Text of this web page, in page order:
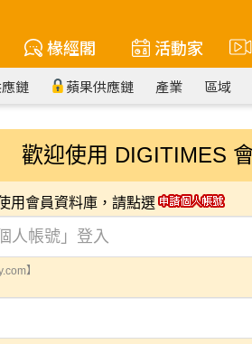
椽經閣 活動家
鏈 蘋果供應鏈 產業 區域
歡迎使用 DIGITIMES
用會員資料庫，請點選
】